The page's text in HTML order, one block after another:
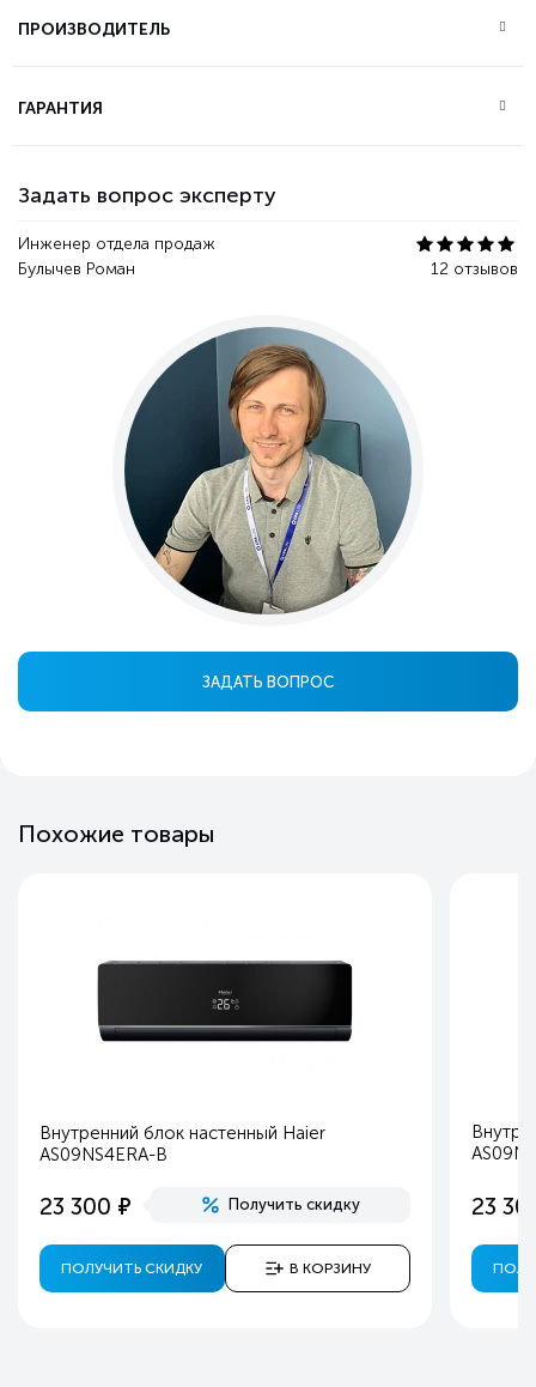
Задать вопрос эксперту
Инженер отдела продаж
Булычев Роман
12 отзывов
ЗАДАТЬ ВОПРОС
ПРОИЗВОДИТЕЛЬ
ГАРАНТИЯ
Похожие товары
Внутренний блок настенный Haier
AS09NS4ERA-B
23 300 е Получить скидку
ПОЛУЧИТЬ СКИДКУ В КОРЗИНУ
23